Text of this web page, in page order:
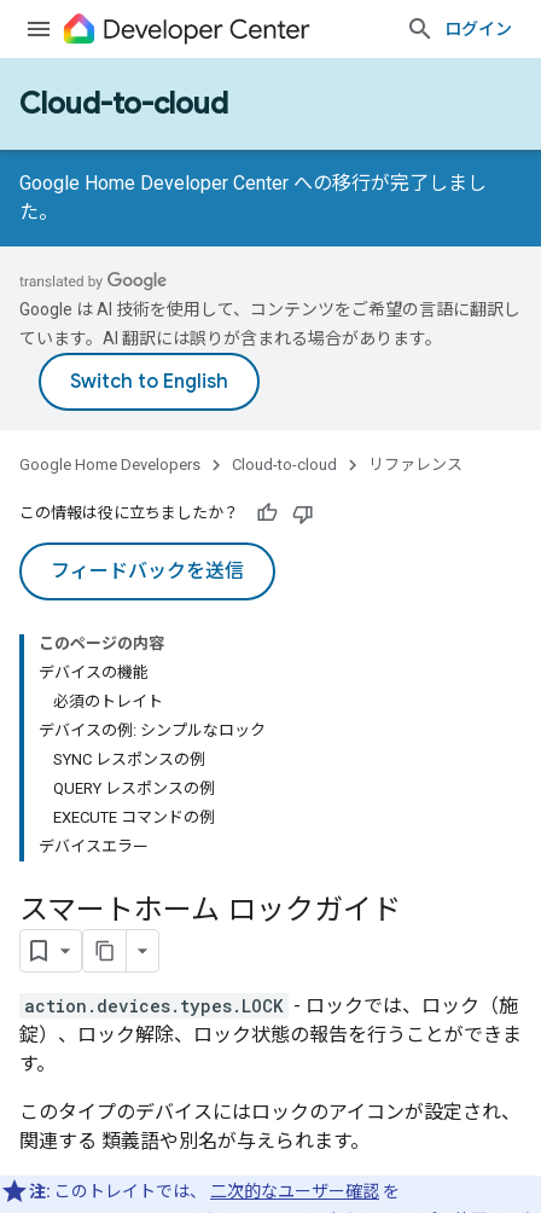
ログイン
Cloud-to-cloud
Google Home Developer Center への移行が完了しまし
た。
Google は AI 技術を使用して、コンテンツをご希望の言語に翻訳し
ています。AI 翻訳には誤りが含まれる場合があります。
Google Home Developers Cloud-to-cloud リファレンス
この情報は役に立ちましたか？
フィードバックを送信
このページの内容
デバイスの機能
必須のトレイト
デバイスの例: シンプルなロック
SYNC レスポンスの例
QUERY レスポンスの例
EXECUTE コマンドの例
デバイスエラー
スマートホーム ロックガイド
action.devices.types.LOCK - ロックでは、ロック（施
錠）、ロック解除、ロック状態の報告を行うことができま
す。
このタイプのデバイスにはロックのアイコンが設定され、
関連する 類義語や別名が与えられます。
注: このトレイトでは、 二次的なユーザー確認 を